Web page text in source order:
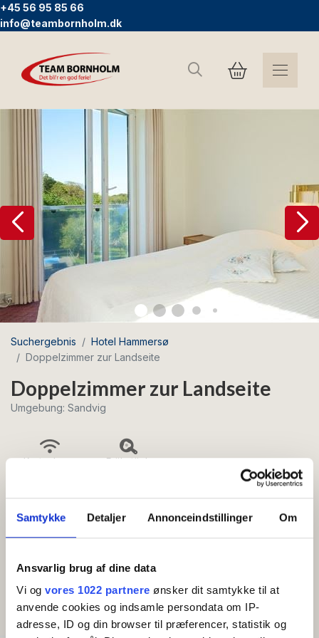
Samtykke Detaljer Annonceindstillinger Om
Ansvarlig brug af dine data
Vi og vores 1022 partnere ønsker dit samtykke til at
anvende cookies og indsamle persondata om IP-
adresse, ID og din browser til præferencer, statistik og
+45 56 95 85 66
info@teambornholm.dk
Suchen
Suchergebnis
Hotel Hammersø
Doppelzimmer zur Landseite
Doppelzimmer zur Landseite
Umgebung: Sandvig
Kostenloses
Frühstück
Gemütliches Doppelzimmer mit französischem
Balkon oder Terrasse – komfortable Basis mit
Blick auf die Landseite und den Hammersø.
AMENITIES